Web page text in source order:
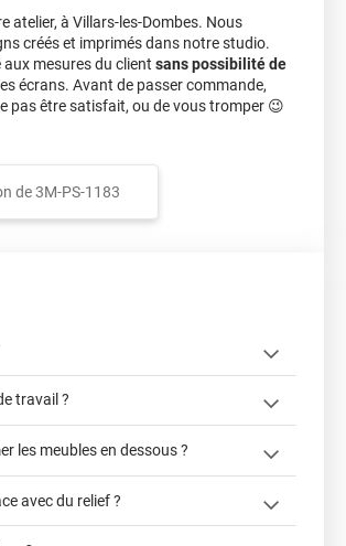
atelier, à Villars-les-Dombes. Nous
créés et imprimés dans notre studio.
mesures du client sans possibilité de
écrans. Avant de passer commande,
pas être satisfait, ou de vous tromper 😉
de3M-PS-1183
travail ?
les meubles en dessous ?
avec du relief ?